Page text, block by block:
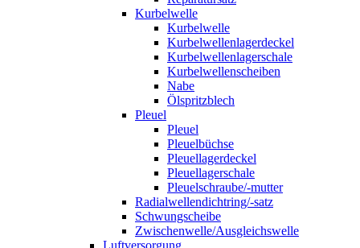
Kurbelwelle
Kurbelwelle
Kurbelwellenlagerdeckel
Kurbelwellenlagerschale
Kurbelwellenscheiben
Nabe
Ölspritzblech
Pleuel
Pleuel
Pleuelbüchse
Pleuellagerdeckel
Pleuellagerschale
Pleuelschraube/-mutter
Radialwellendichtring/-satz
Schwungscheibe
Zwischenwelle/Ausgleichswelle
Luftversorgung